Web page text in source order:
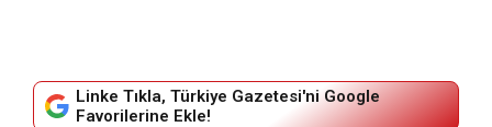
Linke Tıkla, Türkiye Gazetesi'ni Google
Favorilerine Ekle!